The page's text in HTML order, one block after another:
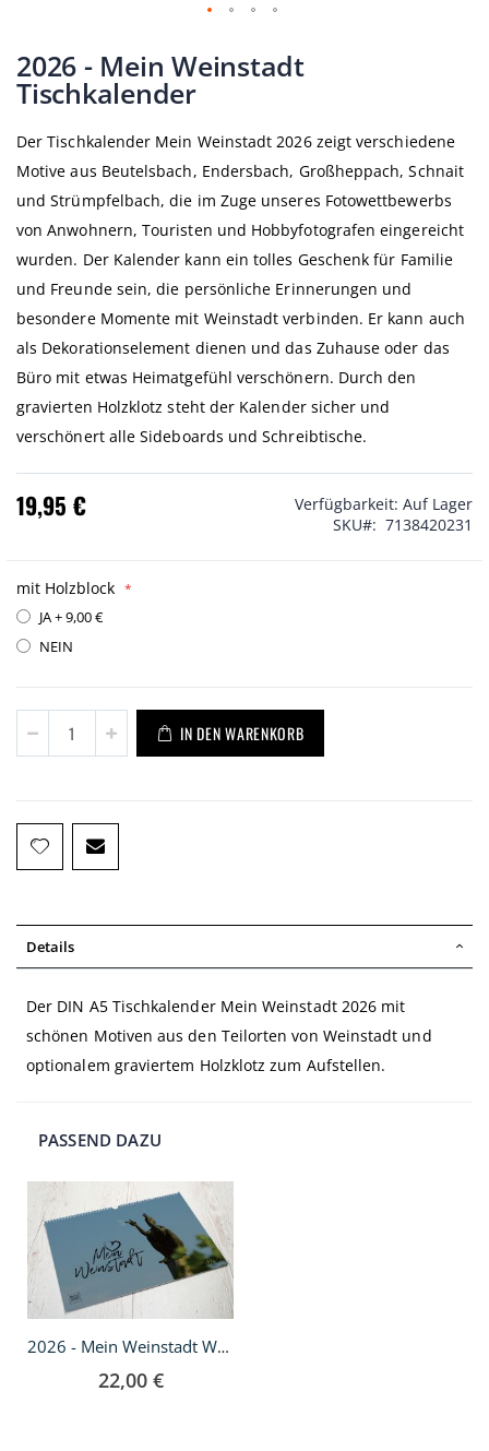
Anfang
der
Bildgalerie
2026 - Mein Weinstadt
Tischkalender
Der Tischkalender Mein Weinstadt 2026 zeigt verschiedene
Motive aus Beutelsbach, Endersbach, Großheppach, Schnait
und Strümpfelbach, die im Zuge unseres Fotowettbewerbs
von Anwohnern, Touristen und Hobbyfotografen eingereicht
wurden. Der Kalender kann ein tolles Geschenk für Familie
und Freunde sein, die persönliche Erinnerungen und
besondere Momente mit Weinstadt verbinden. Er kann auch
als Dekorationselement dienen und das Zuhause oder das
Büro mit etwas Heimatgefühl verschönern. Durch den
gravierten Holzklotz steht der Kalender sicher und
verschönert alle Sideboards und Schreibtische.
19,95 € Verfügbarkeit: Auf Lager
SKU
7138420231
mit Holzblock
JA+9,00 €
NEIN
IN DEN WARENKORB
Details
Der DIN A5 Tischkalender Mein Weinstadt 2026 mit
schönen Motiven aus den Teilorten von Weinstadt und
optionalem graviertem Holzklotz zum Aufstellen.
PASSEND DAZU
2026 - Mein Weinstadt Wandkalender
22,00 €
In
den